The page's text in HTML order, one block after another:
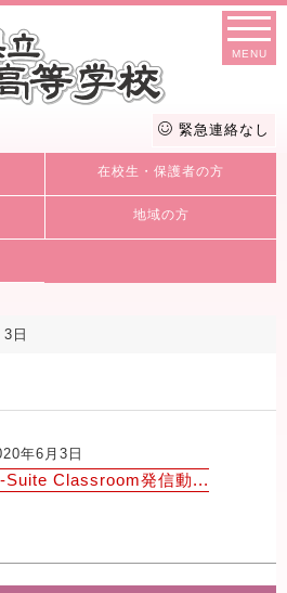
MENU
緊急連絡なし
在校生・保護者の方
地域の方
3日
年6月3日
Suite Classroom発信動...